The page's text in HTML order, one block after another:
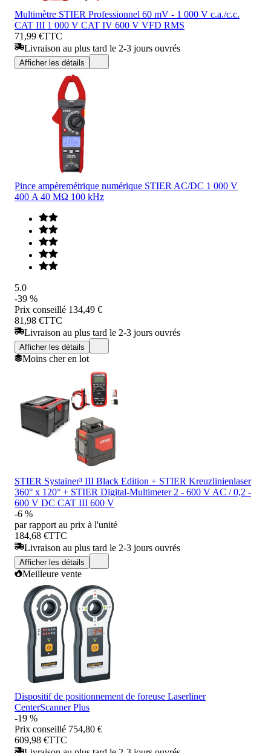
Multimètre STIER Professionnel 60 mV - 1 000 V c.a./c.c.
CAT III 1 000 V CAT IV 600 V VFD RMS
71,99 €TTC
Livraison au plus tard le 2-3 jours ouvrés
Afficher les détails
Pince ampèremétrique numérique STIER AC/DC 1 000 V
400 A 40 MΩ 100 kHz
5.0
-39 %
Prix conseillé 134,49 €
81,98 €TTC
Livraison au plus tard le 2-3 jours ouvrés
Afficher les détails
Moins cher en lot
STIER Systainer³ III Black Edition + STIER Kreuzlinienlaser
360° x 120° + STIER Digital-Multimeter 2 - 600 V AC / 0,2 -
600 V DC CAT III 600 V
-6 %
par rapport au prix à l'unité
184,68 €TTC
Livraison au plus tard le 2-3 jours ouvrés
Afficher les détails
Meilleure vente
Dispositif de positionnement de foreuse Laserliner
CenterScanner Plus
-19 %
Prix conseillé 754,80 €
609,98 €TTC